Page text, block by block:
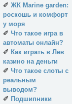
✐ ЖК Marine garden:
роскошь и комфорт
у моря
✐ Что такое игра в
автоматы онлайн?
✐ Как играть в Лев
казино на деньги
✐ Что такое слоты с
реальным
выводом?
✐ Подшипники